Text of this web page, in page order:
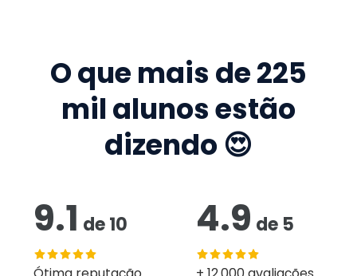
O que mais de225
mil alunos estão
dizendo 😍
9.1 de10 4.9 de 5